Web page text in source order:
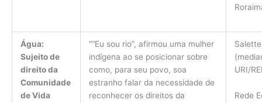
Água:
Sujeito de
direito da
Comunidade
de Vida
““Eu sou rio”, afirmou uma mulher
indígena ao se posicionar sobre
como, para seu povo, soa
estranho falar da necessidade de
reconhecer os direitos da
URI/
Rede